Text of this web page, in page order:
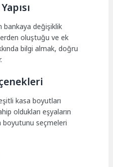
bankaya değişiklik
oluştuğu ve ek
bilgi almak, doğru
kasa boyutları
oldukları eşyaların
boyutunu seçmeleri